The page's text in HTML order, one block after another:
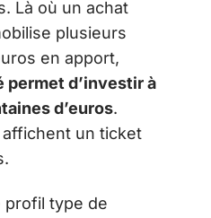
Là où un achat
plusieurs
en apport,
permet d’investir à
d’euros.
un ticket
profil type de